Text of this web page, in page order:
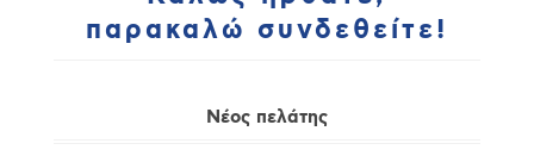
παρακαλώ συνδεθείτε!
Νέος πελάτης